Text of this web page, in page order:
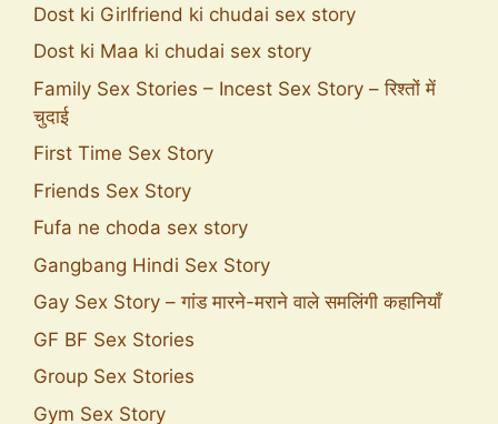
Dost ki Girlfriend ki chudai sex story
Dost ki Maa ki chudai sex story
Family Sex Stories – Incest Sex Story – रिश्तों में
चुदाई
First Time Sex Story
Friends Sex Story
Fufa ne choda sex story
Gangbang Hindi Sex Story
Gay Sex Story – गांड मारने-मराने वाले समलिंगी कहानियाँ
GF BF Sex Stories
Group Sex Stories
Gym Sex Story